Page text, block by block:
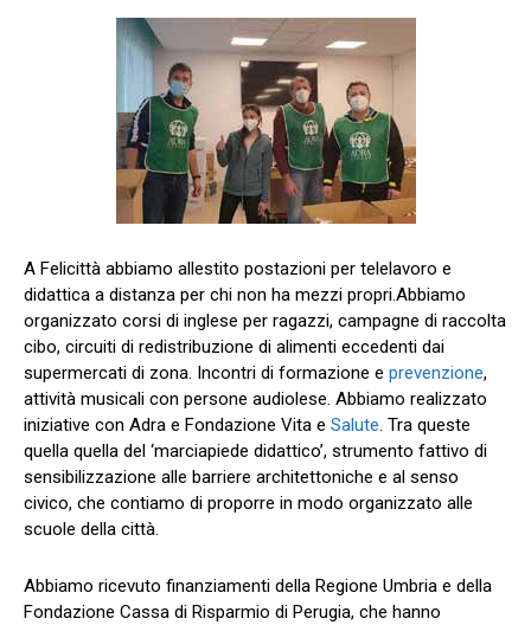
A Felicittà abbiamo allestito postazioni per telelavoro e
didattica a distanza per chi non ha mezzi propri.Abbiamo
organizzato corsi di inglese per ragazzi, campagne di raccolta
cibo, circuiti di redistribuzione di alimenti eccedenti dai
supermercati di zona. Incontri di formazione e prevenzione,
attività musicali con persone audiolese. Abbiamo realizzato
iniziative con Adra e Fondazione Vita e Salute. Tra queste
quella quella del ‘marciapiede didattico’, strumento fattivo di
sensibilizzazione alle barriere architettoniche e al senso
civico, che contiamo di proporre in modo organizzato alle
scuole della città.
Abbiamo ricevuto finanziamenti della Regione Umbria e della
Fondazione Cassa di Risparmio di Perugia, che hanno